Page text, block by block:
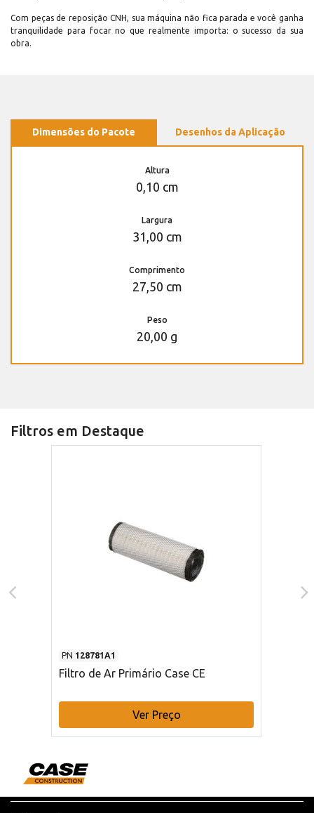
Com peças de reposição CNH, sua máquina não fica parada e você ganha
tranquilidade para focar no que realmente importa: o sucesso da sua
obra.
Dimensões do Pacote Desenhos da Aplicação
Altura
0,10 cm
Largura
31,00 cm
Comprimento
27,50 cm
Peso
20,00 g
Filtros em Destaque
PN 128781A1
Filtro de Ar Primário Case CE
Ver Preço